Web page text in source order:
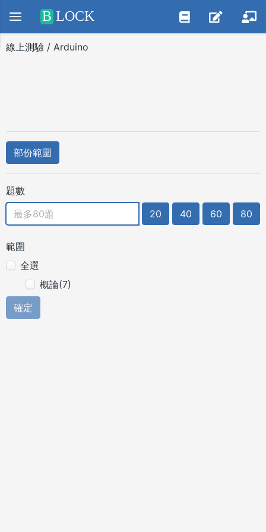
Positive SSL
B LOCK
線上測驗 / Arduino
部份範圍
題數
20
40 60 80
範圍
全選
概論(7)
確定